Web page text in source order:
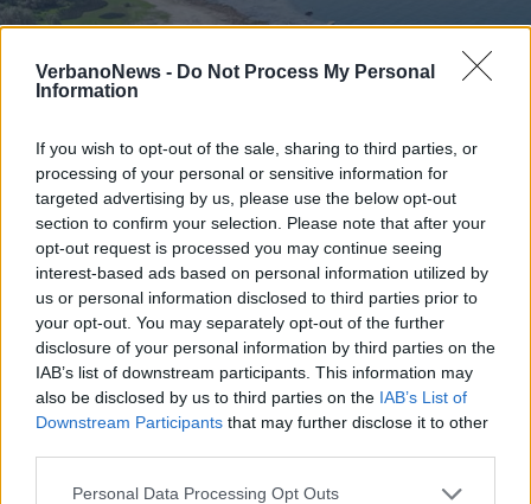
VerbanoNews - Do Not Process My Personal
Information
If you wish to opt-out of the sale, sharing to third parties, or
processing of your personal or sensitive information for
targeted advertising by us, please use the below opt-out
section to confirm your selection. Please note that after your
opt-out request is processed you may continue seeing
interest-based ads based on personal information utilized by
us or personal information disclosed to third parties prior to
your opt-out. You may separately opt-out of the further
disclosure of your personal information by third parties on the
IAB’s list of downstream participants. This information may
also be disclosed by us to third parties on the IAB’s List of
Downstream Participants that may further disclose it to other
Personal Data Processing Opt Outs
VERBANO
Barche in secca e sassi che
spuntano dalla terra: il sorvolo
sulla sponda varesina del lago
Maggiore in ritirata